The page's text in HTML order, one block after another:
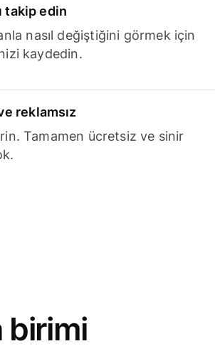
takip edin
nasıl değiştiğini görmek için
kaydedin.
reklamsız
Tamamen ücretsiz ve sinir
birimi